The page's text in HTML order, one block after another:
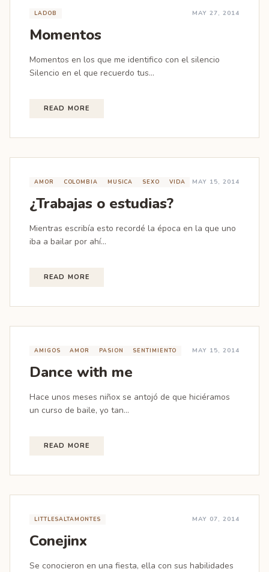
LADOB MAY 27, 2014
Momentos
Momentos en los que me identifico con el silencio
Silencio en el que recuerdo tus...
READ MORE
AMOR COLOMBIA MUSICA SEXO VIDA MAY 15, 2014
¿Trabajas o estudias?
Mientras escribía esto recordé la época en la que uno
iba a bailar por ahí...
READ MORE
AMIGOS AMOR PASION SENTIMIENTO MAY 15, 2014
Dance with me
Hace unos meses niñox se antojó de que hiciéramos
un curso de baile, yo tan...
READ MORE
LITTLESALTAMONTES MAY 07, 2014
Conejinx
Se conocieron en una fiesta, ella con sus habilidades